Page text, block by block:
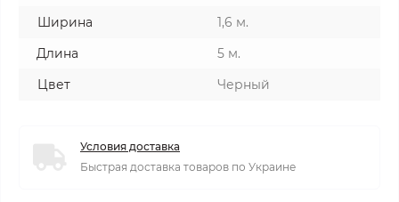
Ширина
1,6 м.
Длина
5 м.
Цвет
Черный
Условия доставка
Быстрая доставка товаров по Украине